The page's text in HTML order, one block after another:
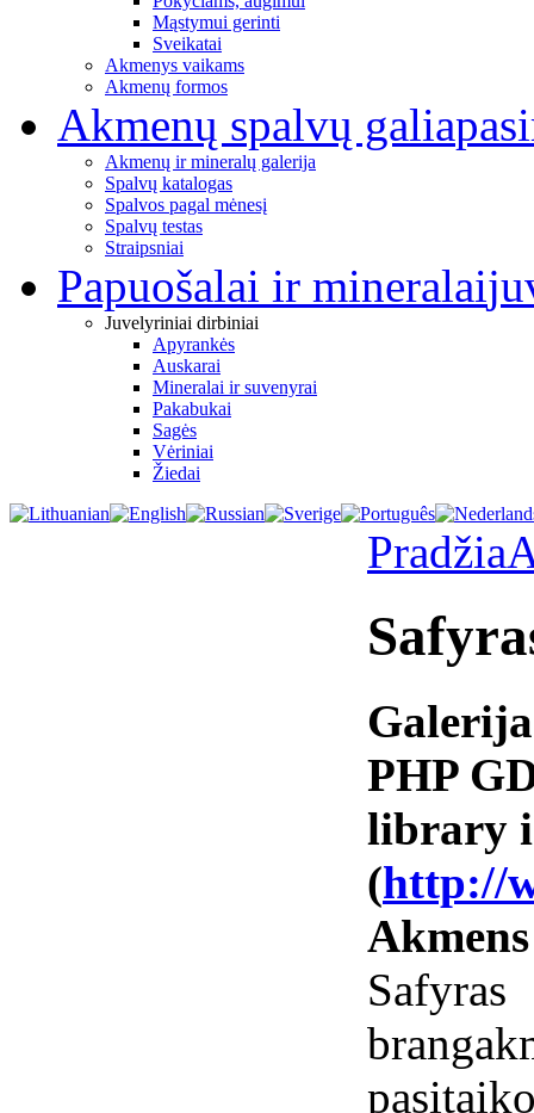
Mąstymui gerinti
Sveikatai
Akmenys vaikams
Akmenų formos
Akmenų spalvų galia
Akmenų ir mineralų galerija
Spalvų katalogas
Spalvos pagal mėnesį
Spalvų testas
Straipsniai
Papuošalai ir mineralai
Juvelyriniai dirbiniai
Apyrankės
Auskarai
Mineralai ir suvenyrai
Pakabukai
Sagės
Vėriniai
Žiedai
Pradžia
Galerija
PHP
library
(http://